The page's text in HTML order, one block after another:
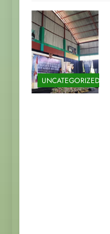
UNCATEGORIZED